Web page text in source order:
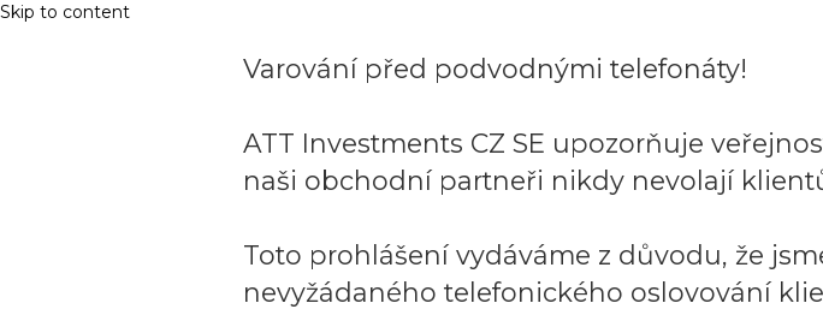
Skip to content
Varování před podvodnými telefonáty!
ATT Investments CZ SE upozorňuje
naši obchodní partneři nikdy nevolají
Toto prohlášení vydáváme z důvodu, že
nevyžádaného telefonického oslovování